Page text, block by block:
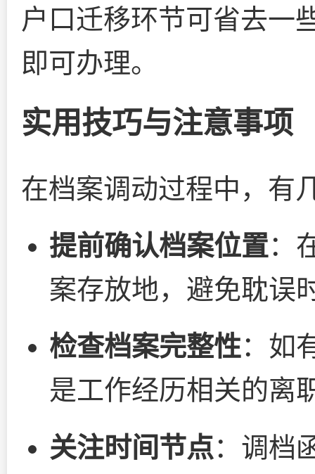
户口迁移环节可省去一
即可办理。
实用技巧与注意事项
在档案调动过程中，有
提前确认档案位置：
案存放地，避免耽误
检查档案完整性：如
是工作经历相关的离
关注时间节点：调档